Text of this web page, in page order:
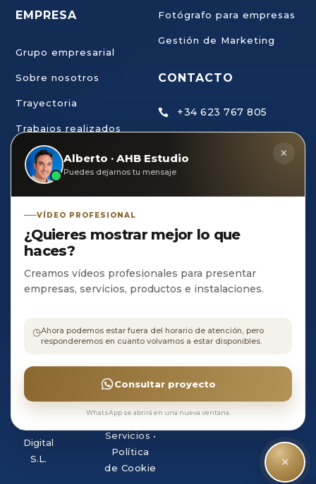
EMPRESA
Grupo empresarial
Sobre nosotros
Trayectoria
Trabajos realizados
Trabaja con nosotros
Fotógrafo para empresas
Gestión de Marketing
CONTACTO
 +34 623 767 805
ondigital.com

AHB Estudio de
CP 21400 • Ayamonte
©
Estudio
Creación
Digital
S.L.
legal •
Privacidad
•Terminos
Servicios •
Política
de Cookie
Alberto · AHB Estudio
Puedes dejarnos tu mensaje
×
VÍDEO PROFESIONAL
¿Quieres mostrar mejor lo que
haces?
Creamos vídeos profesionales para presentar
empresas, servicios, productos e instalaciones.
◷Ahora podemos estar fuera del horario de atención, pero
responderemos en cuanto volvamos a estar disponibles.
Consultar proyecto
WhatsApp se abrirá en una nueva ventana.
×